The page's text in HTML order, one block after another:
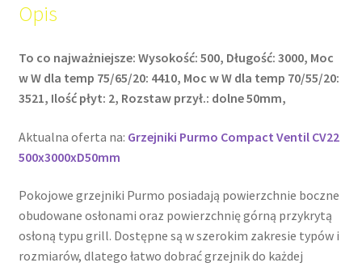
Opis
To co najważniejsze: Wysokość: 500, Długość: 3000, Moc
w W dla temp 75/65/20: 4410, Moc w W dla temp 70/55/20:
3521, Ilość płyt: 2, Rozstaw przył.: dolne 50mm,
Aktualna oferta na: Grzejniki Purmo Compact Ventil CV22
500x3000xD50mm
Pokojowe grzejniki Purmo posiadają powierzchnie boczne
obudowane osłonami oraz powierzchnię górną przykrytą
osłoną typu grill. Dostępne są w szerokim zakresie typów i
rozmiarów, dlatego łatwo dobrać grzejnik do każdej